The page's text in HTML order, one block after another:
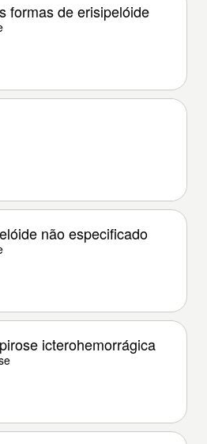
formas de erisipelóide
não especificado
icterohemorrágica